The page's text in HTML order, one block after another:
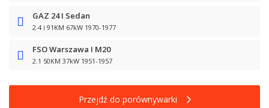
GAZ 24 I Sedan
2.4 i 91KM 67kW 1970-1977
FSO Warszawa I M20
2.1 50KM 37kW 1951-1957
Przejdź do porównywarki